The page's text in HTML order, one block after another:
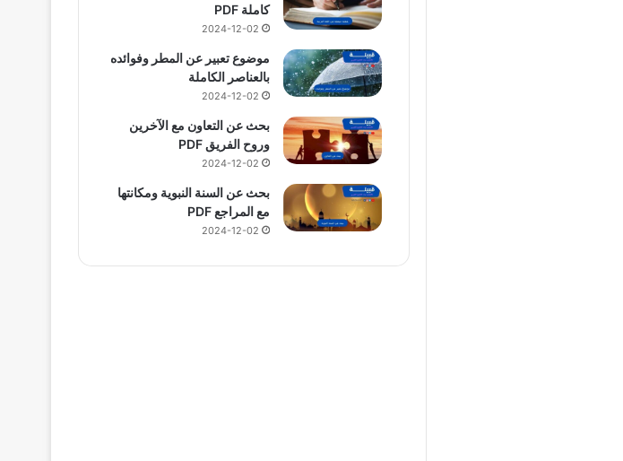
كاملة PDF
2024-12-02
موضوع تعبير عن المطر وفوائده
بالعناصر الكاملة
2024-12-02
بحث عن التعاون مع الآخرين
وروح الفريق PDF
2024-12-02
بحث عن السنة النبوية ومكانتها
مع المراجع PDF
2024-12-02